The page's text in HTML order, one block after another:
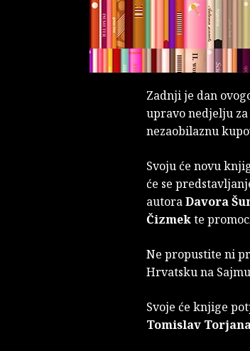
Zadnji je dan
upravo nedjelju za
nezaobilaznu
Svoju će novu
će se
autoraDavora
Čizmekte
Ne propustite ni
Hrvatsku na
Svoje će knjige
Tomislav